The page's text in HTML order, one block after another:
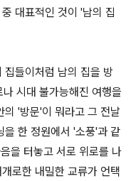
대표적인 것이 '남의 집
집들이처럼 남의 집을 방
시대 불가능해진 여행을
의 '방문'이 뭐라고 그 전날
을 한 정원에서 '소풍'과 같
을 터놓고 서로 위로를 나
로한 내밀한 교류가 언택